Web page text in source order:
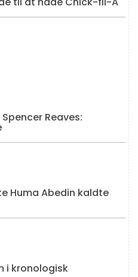
Reaves:
Huma Abedin kaldte
i kronologisk